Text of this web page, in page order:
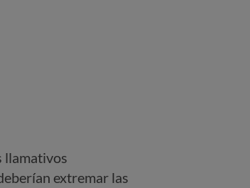
llamativos
extremar las